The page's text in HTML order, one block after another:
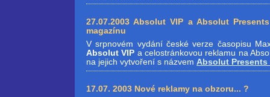
27.07.2003 Absolut VIP a Absolut
magazínu
V srpnovém vydání české verze časopisu
Absolut VIP a celostránkovou reklamu na
na jejich vytvoření s názvem Absolut
17.07. 2003 Nové reklamy na obzoru... ?